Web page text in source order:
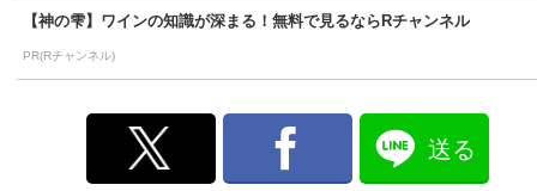
【神の雫】ワインの知識が深まる！無料で見るならRチャンネル
PR(Rチャンネル)
送る